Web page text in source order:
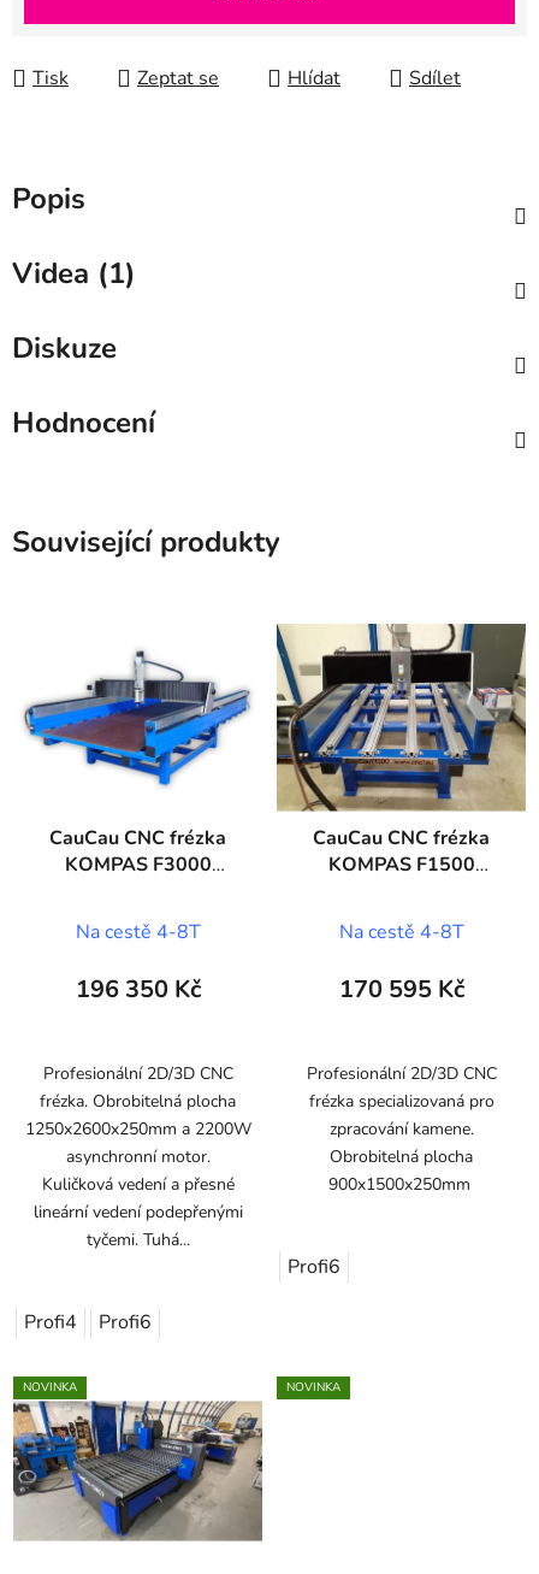
Tisk Zeptat se Hlídat Sdílet
Popis
Videa (1)
Diskuze
Hodnocení
Související produkty
CauCau CNC frézka
KOMPAS F3000
Na cestě 4-8T
196 350 Kč
Profesionální 2D/3D CNC
frézka. Obrobitelná plocha
1250x2600x250mm a 2200W
asynchronní motor.
Kuličková vedení a přesné
lineární vedení podepřenými
tyčemi. Tuhá...
Profi4 Profi6
CauCau CNC frézka
KOMPAS F1500
Na cestě 4-8T
170 595 Kč
Profesionální 2D/3D CNC
frézka specializovaná pro
zpracování kamene.
Obrobitelná plocha
900x1500x250mm
Profi6
NOVINKA NOVINKA